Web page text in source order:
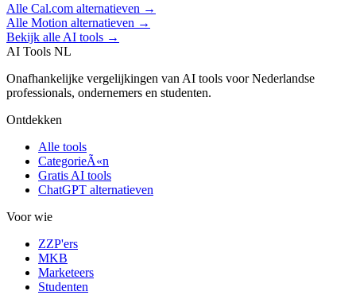
Alle Cal.com alternatieven →
Alle Motion alternatieven →
Bekijk alle AI tools →
AI Tools NL
Onafhankelijke vergelijkingen van AI tools voor Nederlandse
professionals, ondernemers en studenten.
Ontdekken
Alle tools
CategorieÃ«n
Gratis AI tools
ChatGPT alternatieven
Voor wie
ZZP'ers
MKB
Marketeers
Studenten